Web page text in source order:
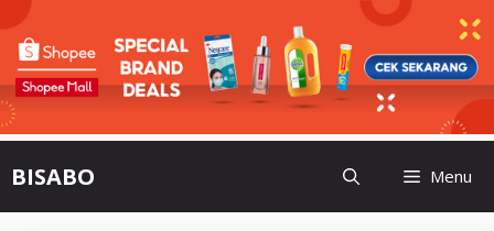
to
content
BISABO Menu